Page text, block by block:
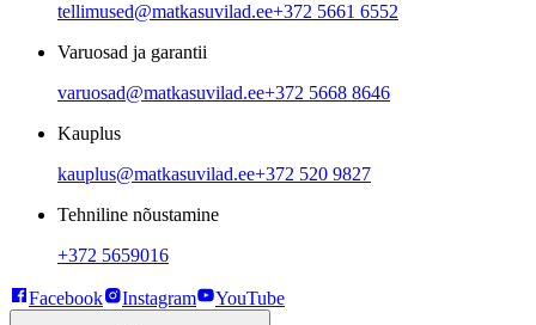
tellimused@matkasuvilad.ee+372 5661 6552
Varuosad ja garantii
varuosad@matkasuvilad.ee+372 5668 8646
Kauplus
kauplus@matkasuvilad.ee+372 520 9827
Tehniline nõustamine
+372 5659016
Facebook Instagram YouTube